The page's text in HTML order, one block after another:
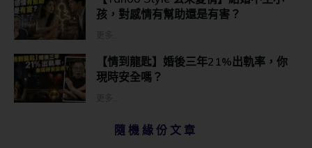
孩，對感情有幫助還是有害？
【情到龍匙】婚後三年21%出軌率，你
現時安全嗎？
隨機緣份文章